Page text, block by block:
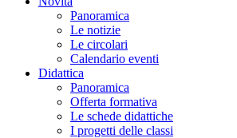
Panoramica
Le notizie
Le circolari
Calendario eventi
Didattica
Panoramica
Offerta formativa
Le schede didattiche
I progetti delle classi